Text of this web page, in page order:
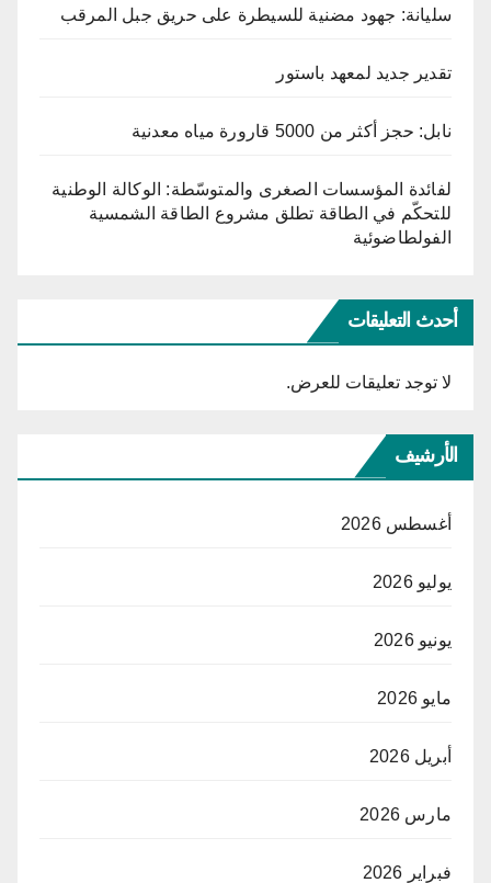
سليانة: جهود مضنية للسيطرة على حريق جبل المرقب
تقدير جديد لمعهد باستور
نابل: حجز أكثر من 5000 قارورة مياه معدنية
لفائدة المؤسسات الصغرى والمتوسّطة: الوكالة الوطنية
للتحكّم في الطاقة تطلق مشروع الطاقة الشمسية
الفولطاضوئية
أحدث التعليقات
لا توجد تعليقات للعرض.
الأرشيف
أغسطس 2026
يوليو 2026
يونيو 2026
مايو 2026
أبريل 2026
مارس 2026
فبراير 2026